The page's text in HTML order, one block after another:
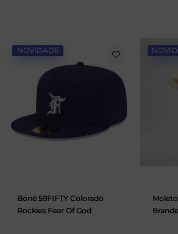
NOVIDADE
Boné 59FIFTY Colorado
Rockies Fear Of God